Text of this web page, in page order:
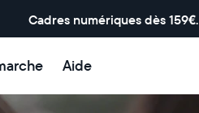
Cadres numériques dès 159€.
Aide